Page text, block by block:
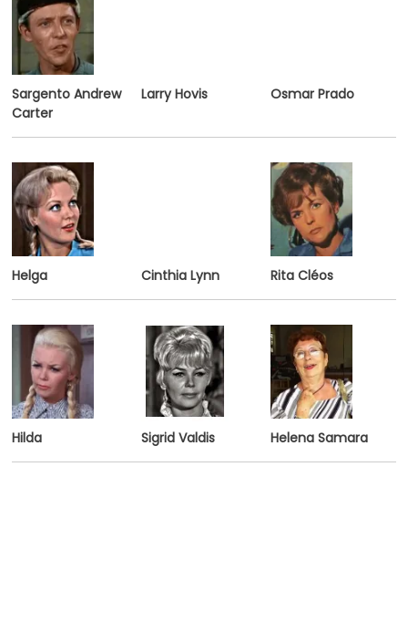
Sargento Andrew
Carter
Larry Hovis Osmar Prado
Helga Cinthia Lynn Rita Cléos
Hilda Sigrid Valdis Helena Samara